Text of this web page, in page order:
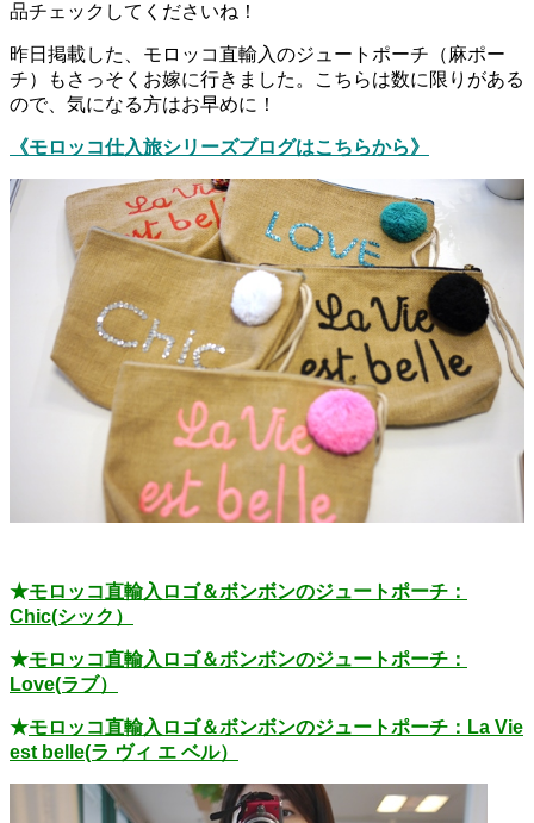
品チェックしてくださいね！
昨日掲載した、モロッコ直輸入のジュートポーチ（麻ポー
チ）もさっそくお嫁に行きました。こちらは数に限りがある
ので、気になる方はお早めに！
《モロッコ仕入旅シリーズブログはこちらから》
★モロッコ直輸入ロゴ＆ボンボンのジュートポーチ：
Chic(シック）
★モロッコ直輸入ロゴ＆ボンボンのジュートポーチ：
Love(ラブ）
★モロッコ直輸入ロゴ＆ボンボンのジュートポーチ：La Vie
est belle(ラ ヴィ エ ベル）